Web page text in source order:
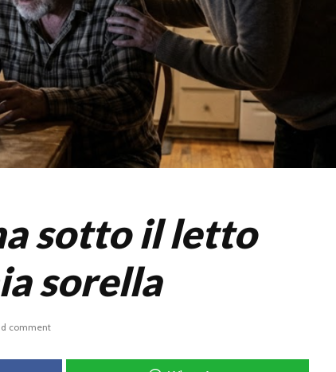
sotto il letto
sorella
comment